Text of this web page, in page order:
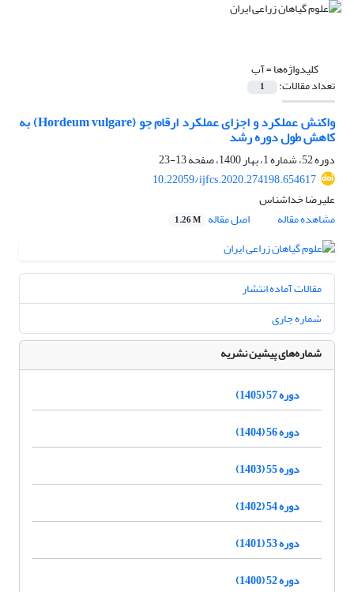
کلیدواژه‌ها =آب
تعداد مقالات: 1
واکنش عملکرد و اجزای عملکرد ارقام جو (Hordeum vulgare) به
کاهش طول دوره رشد
دوره 52، شماره 1، بهار 1400، صفحه
13-23
10.22059/ijfcs.2020.274198.654617
علیرضا خداشناس
مشاهده مقاله
اصل مقاله 1.26 M
مقالات آماده انتشار
شماره جاری
شماره‌های پیشین نشریه
دوره 57 (1405)
دوره 56 (1404)
دوره 55 (1403)
دوره 54 (1402)
دوره 53 (1401)
دوره 52 (1400)